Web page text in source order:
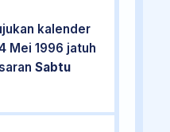
kalender
Mei 1996 jatuh
Sabtu